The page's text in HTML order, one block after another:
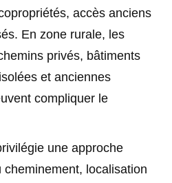
accès anciens
En zone rurale, les
privés, bâtiments
et anciennes
compliquer le
une approche
localisation